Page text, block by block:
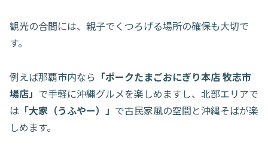
観光の合間には、親子でくつろげる場所の確保も大切で
す。
例えば那覇市内なら 「ポークたまごおにぎり本店 牧志市
場店」 で手軽に沖縄グルメを楽しめますし、北部エリアで
は 「大家（うふやー）」 で古民家風の空間と沖縄そばが楽
しめます。